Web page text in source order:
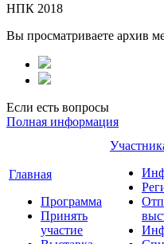
НПК 2018
Вы просматриваете архив
Если есть вопросы
Полная информация
Главная
Программа
Принять
участие